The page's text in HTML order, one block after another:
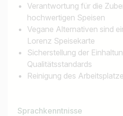
Verantwortung für die
hochwertigen Speisen
Vegane Alternativen sind
Lorenz Speisekarte
Sicherstellung der
Qualitätsstandards
Reinigung des
Sprachkenntnisse